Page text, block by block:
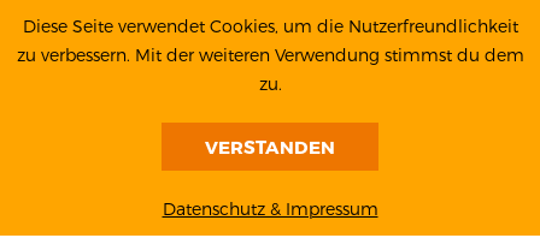
Diese Seite verwendet Cookies, um die Nutzerfreundlichkeit
zu verbessern. Mit der weiteren Verwendung stimmst du dem
zu.
VERSTANDEN
Datenschutz & Impressum